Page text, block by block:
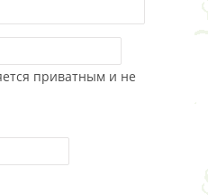
приватным и не